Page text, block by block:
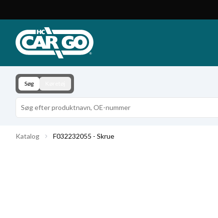
Download
Kontakt
Søg
Katalog F032232055 - Skrue